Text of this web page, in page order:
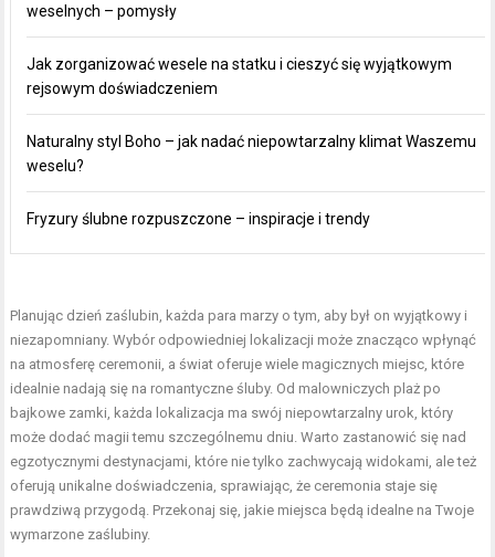
weselnych – pomysły
Jak zorganizować wesele na statku i cieszyć się wyjątkowym
rejsowym doświadczeniem
Naturalny styl Boho – jak nadać niepowtarzalny klimat Waszemu
weselu?
Fryzury ślubne rozpuszczone – inspiracje i trendy
Planując dzień zaślubin, każda para marzy o tym, aby był on wyjątkowy i
niezapomniany. Wybór odpowiedniej lokalizacji może znacząco wpłynąć
na atmosferę ceremonii, a świat oferuje wiele magicznych miejsc, które
idealnie nadają się na romantyczne śluby. Od malowniczych plaż po
bajkowe zamki, każda lokalizacja ma swój niepowtarzalny urok, który
może dodać magii temu szczególnemu dniu. Warto zastanowić się nad
egzotycznymi destynacjami, które nie tylko zachwycają widokami, ale też
oferują unikalne doświadczenia, sprawiając, że ceremonia staje się
prawdziwą przygodą. Przekonaj się, jakie miejsca będą idealne na Twoje
wymarzone zaślubiny.